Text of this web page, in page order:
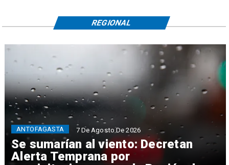
Se sumarían al viento: Decretan
Alerta Temprana por
ANTOFAGASTA 7 De Agosto De 2026
REGIONAL